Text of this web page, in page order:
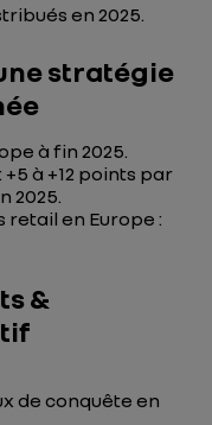
en 2025.
stratégie
à fin 2025.
à +12 points par
2025.
en Europe :
&
de conquête en